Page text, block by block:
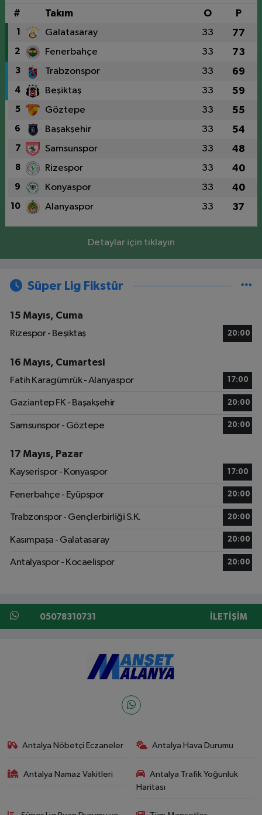
# Takım O P
1 Galatasaray 33 77
2 Fenerbahçe 33 73
3 Trabzonspor 33 69
4 Beşiktaş 33 59
5 Göztepe 33 55
6 Başakşehir 33 54
7 Samsunspor 33 48
8 Rizespor 33 40
9 Konyaspor 33 40
10 Alanyaspor 33 37
Detaylar için tıklayın
Süper Lig Fikstür
15 Mayıs, Cuma
Rizespor - Beşiktaş
20:00
16 Mayıs, Cumartesi
Fatih Karagümrük - Alanyaspor
17:00
Gaziantep FK - Başakşehir 20:00
Samsunspor - Göztepe 20:00
17 Mayıs, Pazar
Kayserispor - Konyaspor
17:00
Fenerbahçe - Eyüpspor 20:00
Trabzonspor - Gençlerbirliği S.K. 20:00
Kasımpaşa - Galatasaray 20:00
Antalyaspor - Kocaelispor 20:00
05078310731 İLETIŞIM
Antalya Nöbetçi Eczaneler Antalya Hava Durumu
Antalya Namaz Vakitleri
Antalya Trafik Yoğunluk
Haritası